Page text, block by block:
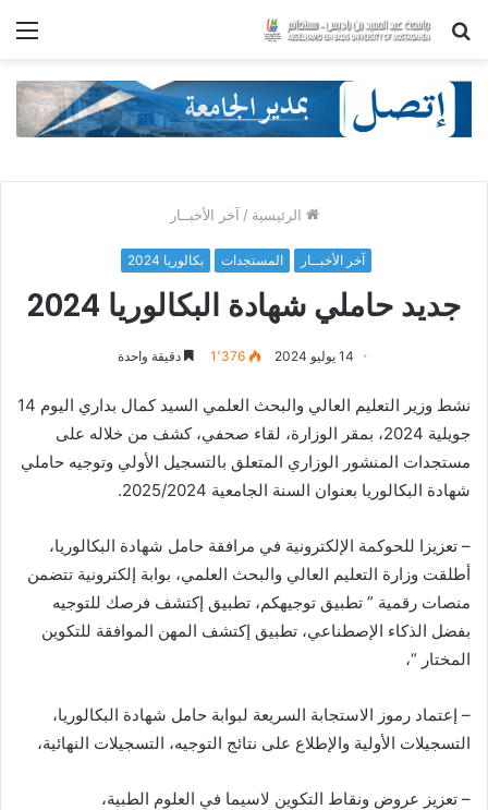
بحث
الرئيسية / آخر الأخبــار
آخر الأخبــار المستجدات بكالوريا 2024
جديد حاملي شهادة البكالوريا 2024
14 يوليو 2024 1٬376 دقيقة واحدة
نشط وزير التعليم العالي والبحث العلمي السيد كمال بداري اليوم 14
جويلية 2024، بمقر الوزارة، لقاء صحفي، كشف من خلاله على
مستجدات المنشور الوزاري المتعلق بالتسجيل الأولي وتوجيه حاملي
شهادة البكالوريا بعنوان السنة الجامعية 2025/2024.
– تعزيزا للحوكمة الإلكترونية في مرافقة حامل شهادة البكالوريا،
أطلقت وزارة التعليم العالي والبحث العلمي، بوابة إلكترونية تتضمن
منصات رقمية ” تطبيق توجيهكم، تطبيق إكتشف فرصك للتوجيه
بفضل الذكاء الإصطناعي، تطبيق إكتشف المهن الموافقة للتكوين
المختار “،
– إعتماد رموز الاستجابة السريعة لبوابة حامل شهادة البكالوريا،
التسجيلات الأولية والإطلاع على نتائج التوجيه، التسجيلات النهائية،
– تعزيز عروض ونقاط التكوين لاسيما في العلوم الطبية،